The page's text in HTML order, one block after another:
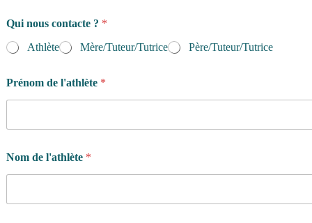
Qui nous contacte ? *
Athlète
Mère/Tuteur/Tutrice Père/Tuteur/Tutrice
Prénom de l'athlète *
Nom de l'athlète *